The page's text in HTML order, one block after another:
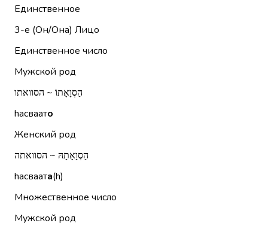
Единственное
3-е (Он/Она) Лицо
Единственное число
Мужской род
הַסְוָאָתוֹ ~ הסוואתו
hасваато
Женский род
הַסְוָאָתָהּ ~ הסוואתה
hасваата(h)
Множественное число
Мужской род